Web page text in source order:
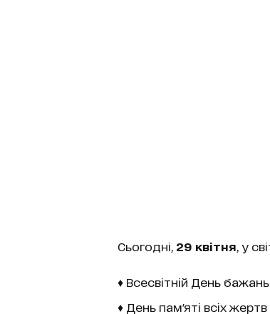
Сьогодні, 29 квітня , у
♦ Всесвітній День бажань
♦ День пам'яті всіх